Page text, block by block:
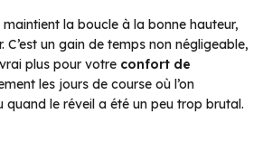
la boucle à la bonne hauteur,
C’est un gain de temps non négligeable,
plus pour votre confort de
les jours de course où l’on
quand le réveil a été un peu trop brutal.